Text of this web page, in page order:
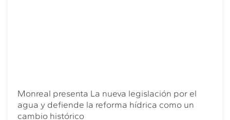
Monreal presenta La nueva legislación por el
agua y defiende la reforma hídrica como un
cambio histórico